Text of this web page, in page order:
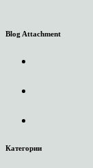
Blog Attachment
Категории